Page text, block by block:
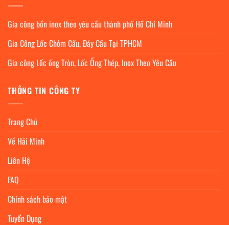
Gia công bồn inox theo yêu cầu thành phố Hồ Chí Minh
Gia Công Lốc Chỏm Cầu, Đáy Cầu Tại TPHCM
Gia công Lốc ống Tròn, Lốc Ống Thép, Inox Theo Yêu Cầu
THÔNG TIN CÔNG TY
Trang Chủ
Về Hải Minh
Liên Hệ
FAQ
Chính sách bảo mật
Tuyển Dụng